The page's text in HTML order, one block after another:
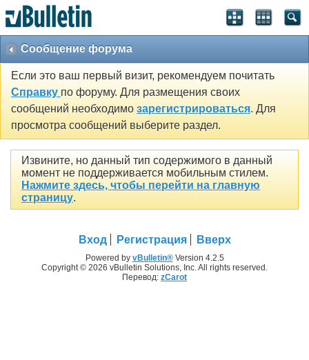
Сообщение форума
Если это ваш первый визит, рекомендуем почитать
Справку по форуму. Для размещения своих
сообщений необходимо зарегистрироваться. Для
просмотра сообщений выберите раздел.
Извините, но данный тип содержимого в данный
момент не поддерживается мобильным стилем.
Нажмите здесь, чтобы перейти на главную
страницу.
Вход Регистрация Вверх
Powered by vBulletin®Version 4.2.5
Copyright © 2026 vBulletin Solutions, Inc. All rights reserved.
Перевод: zCarot